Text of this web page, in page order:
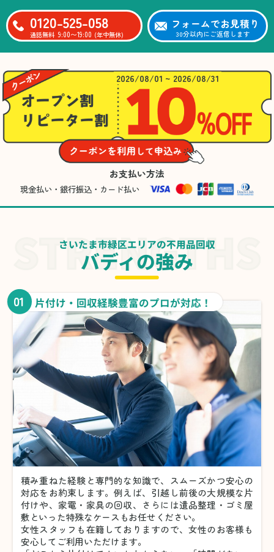
0120-525-058
通話無料 9:00〜19:00 (年中無休)
フォームでお見積り
30分以内にご返信します
2026/08/01 ~ 2026/08/31
お支払い方法
現金払い・銀行振込・カード払い
さいたま市緑区エリアの不用品回収
バディの強み
01 片付け・回収経験豊富のプロが対応！
積み重ねた経験と専門的な知識で、スムーズかつ安心の
対応をお約束します。例えば、引越し前後の大規模な片
付けや、家電・家具の回収、さらには遺品整理・ゴミ屋
敷といった特殊なケースもお任せください。
女性スタッフも在籍しておりますので、女性のお客様も
安心してご利用いただけます。